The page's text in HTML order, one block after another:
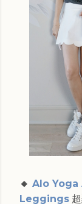
🔸 Alo
Leggings